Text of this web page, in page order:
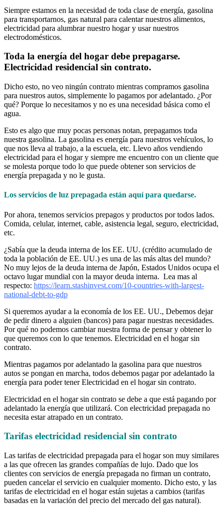
Siempre estamos en la necesidad de toda clase de energía, gasolina
para transportarnos, gas natural para calentar nuestros alimentos,
electricidad para alumbrar nuestro hogar y usar nuestros
electrodomésticos.
Toda la energía del hogar debe prepagarse.
Electricidad residencial sin contrato.
Dicho esto, no veo ningún contrato mientras compramos gasolina
para nuestros autos, simplemente lo pagamos por adelantado. ¿Por
qué? Porque lo necesitamos y no es una necesidad básica como el
agua.
Esto es algo que muy pocas personas notan, prepagamos toda
nuestra gasolina. La gasolina es energía para nuestros vehículos, lo
que nos lleva al trabajo, a la escuela, etc. Llevo años vendiendo
electricidad para el hogar y siempre me encuentro con un cliente que
se molesta porque todo lo que puede obtener son servicios de
energía prepagada y no le gusta.
Los servicios de luz prepagada están aquí para quedarse.
Por ahora, tenemos servicios prepagos y productos por todos lados.
Comida, celular, internet, cable, asistencia legal, seguro, electricidad,
etc.
¿Sabía que la deuda interna de los EE. UU. (crédito acumulado de
toda la población de EE. UU.) es una de las más altas del mundo?
No muy lejos de la deuda interna de Japón, Estados Unidos ocupa el
octavo lugar mundial con la mayor deuda interna. Lea mas al
respecto: https://learn.stashinvest.com/10-countries-with-largest-
national-debt-to-gdp
Si queremos ayudar a la economía de los EE. UU., Debemos dejar
de pedir dinero a alguien (bancos) para pagar nuestras necesidades.
Por qué no podemos cambiar nuestra forma de pensar y obtener lo
que queremos con lo que tenemos. Electricidad en el hogar sin
contrato.
Mientras pagamos por adelantado la gasolina para que nuestros
autos se pongan en marcha, todos debemos pagar por adelantado la
energía para poder tener Electricidad en el hogar sin contrato.
Electricidad en el hogar sin contrato se debe a que está pagando por
adelantado la energía que utilizará. Con electricidad prepagada no
necesita estar atrapado en un contrato.
Tarifas electricidad residencial sin contrato
Las tarifas de electricidad prepagada para el hogar son muy similares
a las que ofrecen las grandes compañías de lujo. Dado que los
clientes con servicios de energía prepagada no firman un contrato,
pueden cancelar el servicio en cualquier momento. Dicho esto, y las
tarifas de electricidad en el hogar están sujetas a cambios (tarifas
basadas en la variación del precio del mercado del gas natural).